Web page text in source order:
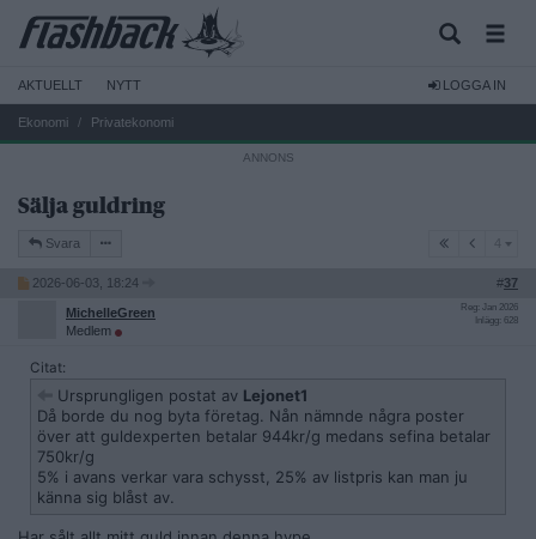
AKTUELLT NYTT LOGGA IN
Ekonomi Privatekonomi
Sälja guldring
Svara 4
2026-06-03, 18:24 #37
MichelleGreen
Medlem
Reg: Jan 2026
Inlägg: 628
Citat:
Ursprungligen postat av Lejonet1
Då borde du nog byta företag. Nån nämnde några poster
över att guldexperten betalar 944kr/g medans sefina betalar
750kr/g
5% i avans verkar vara schysst, 25% av listpris kan man ju
känna sig blåst av.